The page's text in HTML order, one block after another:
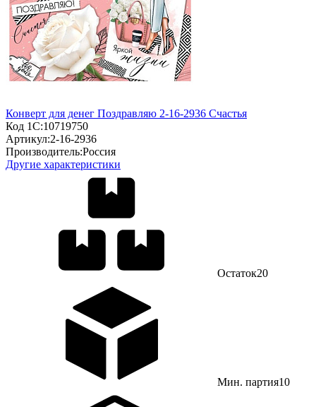
Конверт для денег Поздравляю 2-16-2936 Счастья
Код 1С:10719750
Артикул:2-16-2936
Производитель:Россия
Другие характеристики
Остаток20
Мин. партия10